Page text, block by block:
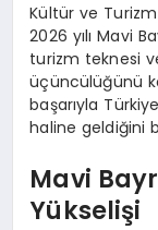
Kültür ve Turizm
2026 yılı Mavi
turizm teknesi
üçüncülüğünü
başarıyla
haline geldiğini
Mavi
Yükselişi